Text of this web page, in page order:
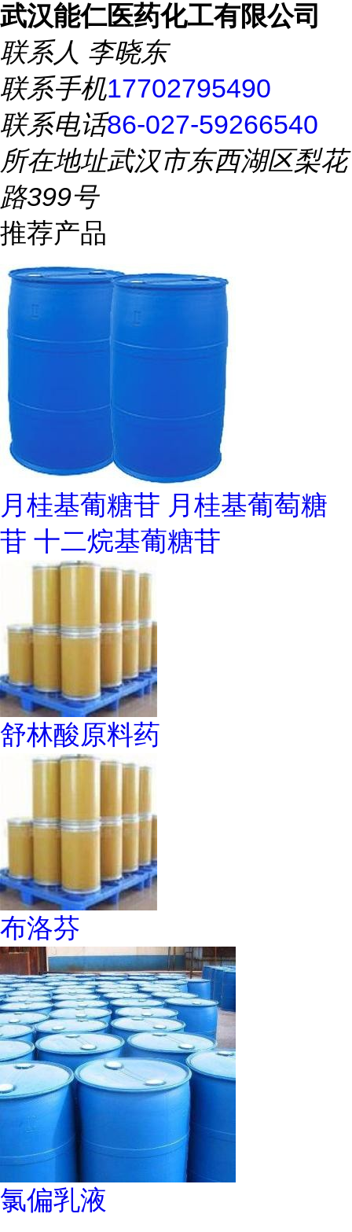
武汉能仁医药化工有限公司
联系人 李晓东
联系手机17702795490
联系电话86-027-59266540
所在地址武汉市东西湖区梨花
路399号
推荐产品
月桂基葡糖苷 月桂基葡萄糖
苷 十二烷基葡糖苷
舒林酸原料药
布洛芬
氯偏乳液